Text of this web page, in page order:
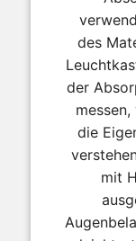
des
der
die
mit